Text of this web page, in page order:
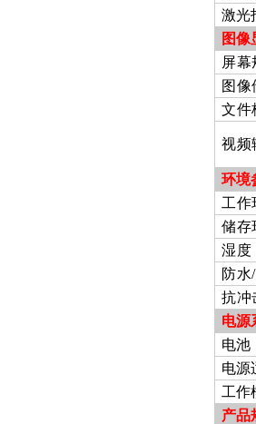
激光
图像
屏幕
图像
文件
视频
环境
工作
储存
湿度
防水
抗冲
电源
电池
电源
工作
产品